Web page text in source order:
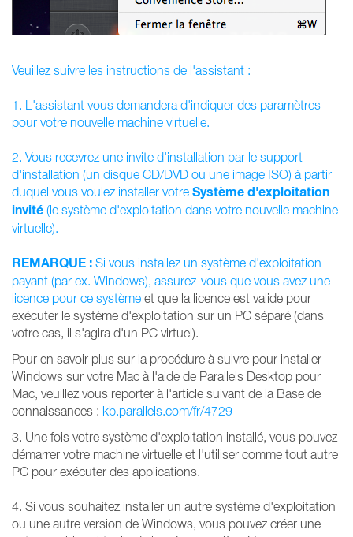
Veuillez suivre les instructions de l'assistant :
1. L'assistant vous demandera d'indiquer des paramètres
pour votre nouvelle machine virtuelle.
2. Vous recevrez une invite d'installation par le support
d'installation (un disque CD/DVD ou une image ISO) à partir
duquel vous voulez installer votre Système d'exploitation
invité (le système d'exploitation dans votre nouvelle machine
virtuelle).
REMARQUE : Si vous installez un système d'exploitation
payant (par ex. Windows), assurez-vous que vous avez une
licence pour ce système et que la licence est valide pour
exécuter le système d'exploitation sur un PC séparé (dans
votre cas, il s'agira d'un PC virtuel).
Pour en savoir plus sur la procédure à suivre pour installer
Windows sur votre Mac à l'aide de Parallels Desktop pour
Mac, veuillez vous reporter à l'article suivant de la Base de
connaissances : kb.parallels.com/fr/4729
3. Une fois votre système d'exploitation installé, vous pouvez
démarrer votre machine virtuelle et l'utiliser comme tout autre
PC pour exécuter des applications.
4. Si vous souhaitez installer un autre système d'exploitation
ou une autre version de Windows, vous pouvez créer une